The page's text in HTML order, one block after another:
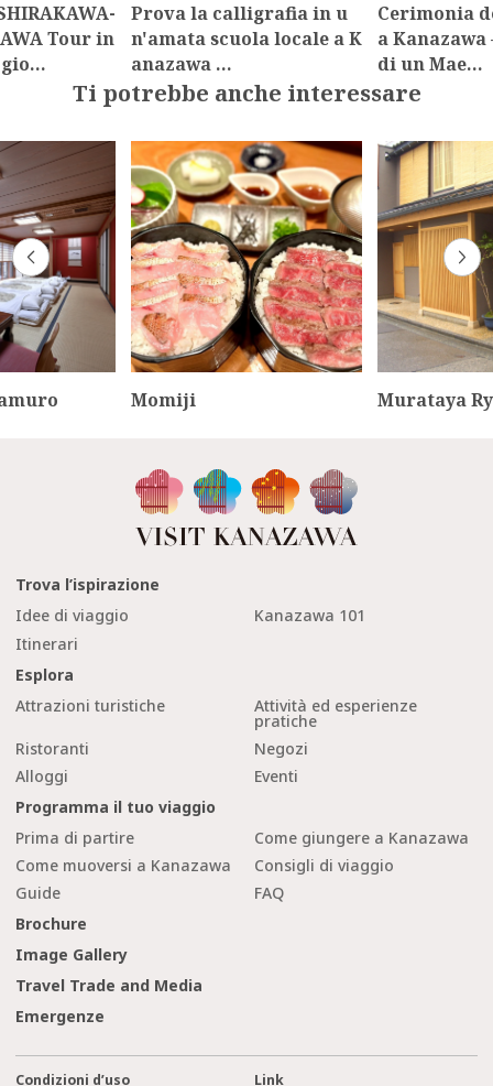
Tour in
gio…
Prova la calligrafia in u
n'amata scuola locale a K
anazawa …
Cerimonia
a
di un Mae…
Ti potrebbe anche interessare
Momiji Murataya
Trova l’ispirazione
Idee di viaggio
Kanazawa 101
Itinerari
Esplora
Attrazioni turistiche
Attività ed esperienze
pratiche
Ristoranti
Negozi
Alloggi
Eventi
Programma il tuo viaggio
Prima di partire
Come giungere a Kanazawa
Come muoversi a Kanazawa
Consigli di viaggio
Guide
FAQ
Brochure
Image Gallery
Travel Trade and Media
Emergenze
Condizioni d’uso Link